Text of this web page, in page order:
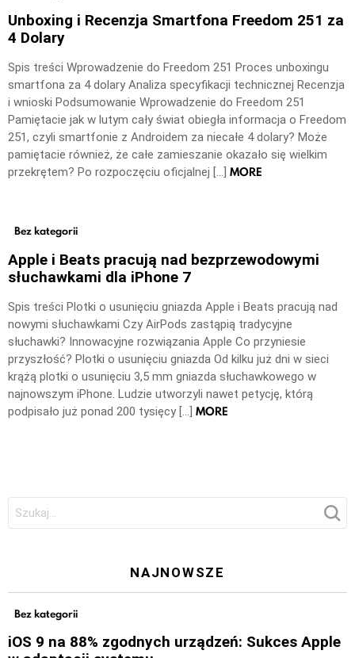
Unboxing i Recenzja Smartfona Freedom 251 za
4 Dolary
Spis treści Wprowadzenie do Freedom 251 Proces unboxingu
smartfona za 4 dolary Analiza specyfikacji technicznej Recenzja
i wnioski Podsumowanie Wprowadzenie do Freedom 251
Pamiętacie jak w lutym cały świat obiegła informacja o Freedom
251, czyli smartfonie z Androidem za niecałe 4 dolary? Może
pamiętacie również, że całe zamieszanie okazało się wielkim
przekrętem? Po rozpoczęciu oficjalnej […] MORE
Bez kategorii
Apple i Beats pracują nad bezprzewodowymi
słuchawkami dla iPhone 7
Spis treści Plotki o usunięciu gniazda Apple i Beats pracują nad
nowymi słuchawkami Czy AirPods zastąpią tradycyjne
słuchawki? Innowacyjne rozwiązania Apple Co przyniesie
przyszłość? Plotki o usunięciu gniazda Od kilku już dni w sieci
krążą plotki o usunięciu 3,5 mm gniazda słuchawkowego w
najnowszym iPhone. Ludzie utworzyli nawet petycję, którą
podpisało już ponad 200 tysięcy […] MORE
Szukaj:
NAJNOWSZE
Bez kategorii
iOS 9 na 88% zgodnych urządzeń: Sukces Apple